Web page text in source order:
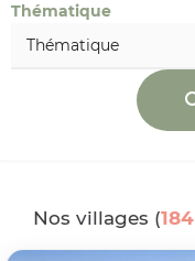
Thématique
Nos villages (184